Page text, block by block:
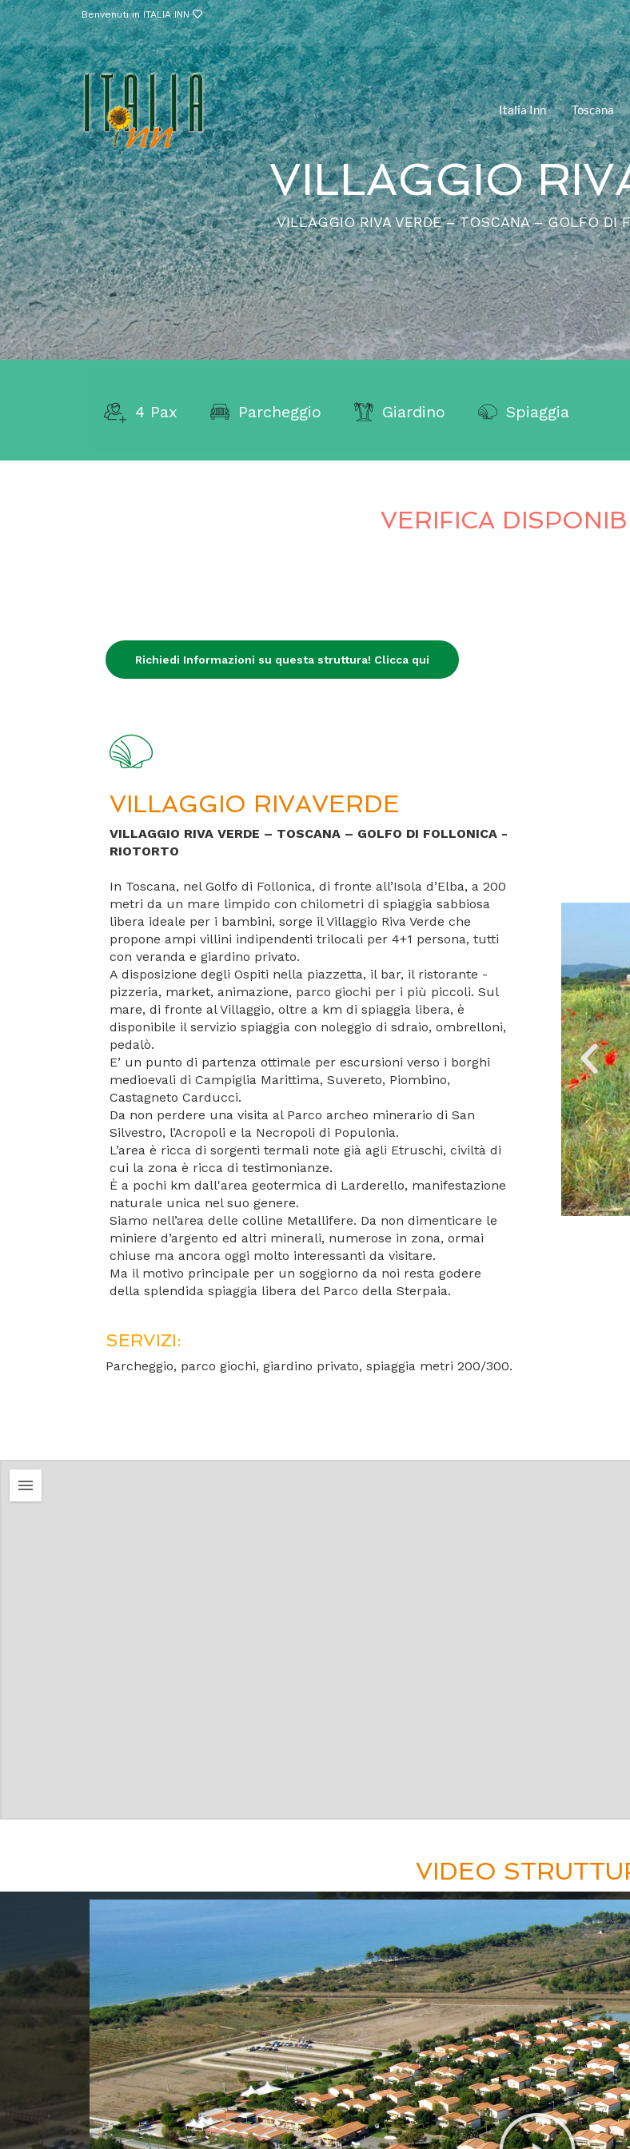
Benvenuti in ITALIA INN
Italia Inn Toscana
VILLAGGIO
VILLAGGIO RIVA VERDE – TOSCANA – GOLFO DI
4 Pax Parcheggio Giardino Spiaggia
VERIFICA
Richiedi Informazioni su questa struttura! Clicca qui
VILLAGGIO RIVAVERDE
VILLAGGIO RIVA VERDE – TOSCANA – GOLFO DI FOLLONICA -
RIOTORTO
In Toscana, nel Golfo di Follonica, di fronte all’Isola d’Elba, a 200
metri da un mare limpido con chilometri di spiaggia sabbiosa
libera ideale per i bambini, sorge il Villaggio Riva Verde che
propone ampi villini indipendenti trilocali per 4+1 persona, tutti
con veranda e giardino privato.
A disposizione degli Ospiti nella piazzetta, il bar, il ristorante -
pizzeria, market, animazione, parco giochi per i più piccoli. Sul
mare, di fronte al Villaggio, oltre a km di spiaggia libera, è
disponibile il servizio spiaggia con noleggio di sdraio, ombrelloni,
pedalò.
E’ un punto di partenza ottimale per escursioni verso i borghi
medioevali di Campiglia Marittima, Suvereto, Piombino,
Castagneto Carducci.
Da non perdere una visita al Parco archeo minerario di San
Silvestro, l’Acropoli e la Necropoli di Populonia.
L’area è ricca di sorgenti termali note già agli Etruschi, civiltà di
cui la zona è ricca di testimonianze.
È a pochi km dall'area geotermica di Larderello, manifestazione
naturale unica nel suo genere.
Siamo nell’area delle colline Metallifere. Da non dimenticare le
miniere d’argento ed altri minerali, numerose in zona, ormai
chiuse ma ancora oggi molto interessanti da visitare.
Ma il motivo principale per un soggiorno da noi resta godere
della splendida spiaggia libera del Parco della Sterpaia.
SERVIZI:
Parcheggio, parco giochi, giardino privato, spiaggia metri 200/300.
VIDEO